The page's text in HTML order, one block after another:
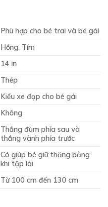
Phù hợp cho bé trai và bé gái
Hồng, Tím
14 in
Thép
Kiểu xe đạp cho bé gái
Không
Thắng đùm phía sau và
thắng vành phía trước
Có giúp bé giữ thăng bằng
khi tập lái
Từ 100 cm đến 130 cm